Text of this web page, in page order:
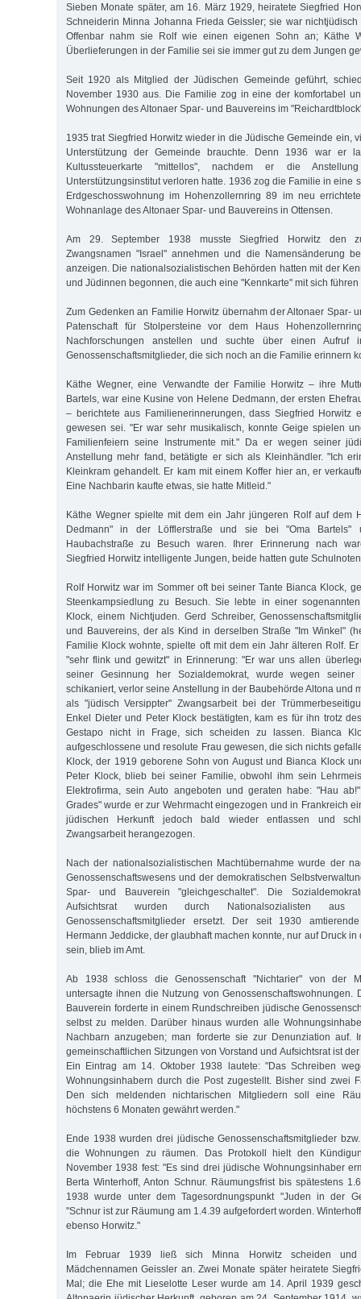
Sieben Monate später, am 16. März 1929, heiratete Siegfried
Schneiderin Minna Johanna Frieda Geissler; sie war
Offenbar nahm sie Rolf wie einen eigenen Sohn an; Käthe
Überlieferungen in der Familie sei sie immer gut zu dem Jungen
Seit 1920 als Mitglied der Jüdischen Gemeinde geführt,
November 1930 aus. Die Familie zog in eine der komfortabel
Wohnungen des Altonaer Spar- und Bauvereins im
1935 trat Siegfried Horwitz wieder in die Jüdische Gemeinde ein,
Unterstützung der Gemeinde brauchte. Denn 1936 war er
Kultussteuerkarte "mittellos", nachdem er die
Unterstützungsinstitut verloren hatte. 1936 zog die Familie in eine
Erdgeschosswohnung im Hohenzollernring 89 im neu
Wohnanlage des Altonaer Spar- und Bauvereins in Ottensen.
Am 29. September 1938 musste Siegfried Horwitz den
Zwangsnamen "Israel" annehmen und die Namensänderung
anzeigen. Die nationalsozialistischen Behörden hatten mit der
und Jüdinnen begonnen, die auch eine "Kennkarte" mit sich führen
Zum Gedenken an Familie Horwitz übernahm der Altonaer Spar-
Patenschaft für Stolpersteine vor dem Haus
Nachforschungen anstellen und suchte über einen Aufruf
Genossenschaftsmitglieder, die sich noch an die Familie erinnern
Käthe Wegner, eine Verwandte der Familie Horwitz – ihre
Bartels, war eine Kusine von Helene Dedmann, der ersten
– berichtete aus Familienerinnerungen, dass Siegfried Horwitz
gewesen sei. "Er war sehr musikalisch, konnte Geige spielen
Familienfeiern seine Instrumente mit." Da er wegen seiner
Anstellung mehr fand, betätigte er sich als Kleinhändler. "Ich
Kleinkram gehandelt. Er kam mit einem Koffer hier an, er
Eine Nachbarin kaufte etwas, sie hatte Mitleid."
Käthe Wegner spielte mit dem ein Jahr jüngeren Rolf auf dem
Dedmann" in der Löfflerstraße und sie bei "Oma
Haubachstraße zu Besuch waren. Ihrer Erinnerung nach
Siegfried Horwitz intelligente Jungen, beide hatten gute
Rolf Horwitz war im Sommer oft bei seiner Tante Bianca Klock,
Steenkampsiedlung zu Besuch. Sie lebte in einer
Klock, einem Nichtjuden. Gerd Schreiber,
und Bauvereins, der als Kind in derselben Straße "Im Winkel"
Familie Klock wohnte, spielte oft mit dem ein Jahr älteren Rolf.
"sehr flink und gewitzt" in Erinnerung: "Er war uns allen
seiner Gesinnung her Sozialdemokrat, wurde wegen
schikaniert, verlor seine Anstellung in der Baubehörde Altona und
als "jüdisch Versippter" Zwangsarbeit bei der
Enkel Dieter und Peter Klock bestätigten, kam es für ihn trotz
Gestapo nicht in Frage, sich scheiden zu lassen. Bianca
aufgeschlossene und resolute Frau gewesen, die sich nichts
Klock, der 1919 geborene Sohn von August und Bianca Klock
Peter Klock, blieb bei seiner Familie, obwohl ihm sein
Elektrofirma, sein Auto angeboten und geraten habe: "Hau
Grades" wurde er zur Wehrmacht eingezogen und in Frankreich
jüdischen Herkunft jedoch bald wieder entlassen und
Zwangsarbeit herangezogen.
Nach der nationalsozialistischen Machtübernahme wurde der
Genossenschaftswesens und der demokratischen
Spar- und Bauverein "gleichgeschaltet". Die
Aufsichtsrat wurden durch Nationalsozialisten
Genossenschaftsmitglieder ersetzt. Der seit 1930 amtierende
Hermann Jeddicke, der glaubhaft machen konnte, nur auf Druck in
sein, blieb im Amt.
Ab 1938 schloss die Genossenschaft "Nichtarier" von der
untersagte ihnen die Nutzung von Genossenschaftswohnungen.
Bauverein forderte in einem Rundschreiben jüdische
selbst zu melden. Darüber hinaus wurden alle
Nachbarn anzugeben; man forderte sie zur Denunziation auf.
gemeinschaftlichen Sitzungen von Vorstand und Aufsichtsrat ist
Ein Eintrag am 14. Oktober 1938 lautete: "Das Schreiben
Wohnungsinhabern durch die Post zugestellt. Bisher sind zwei
Den sich meldenden nichtarischen Mitgliedern soll eine
höchstens 6 Monaten gewährt werden."
Ende 1938 wurden drei jüdische Genossenschaftsmitglieder
die Wohnungen zu räumen. Das Protokoll hielt den
November 1938 fest: "Es sind drei jüdische Wohnungsinhaber
Berta Winterhoff, Anton Schnur. Räumungsfrist bis spätestens
1938 wurde unter dem Tagesordnungspunkt "Juden in der
"Schnur ist zur Räumung am 1.4.39 aufgefordert worden.
ebenso Horwitz."
Im Februar 1939 ließ sich Minna Horwitz scheiden
Mädchennamen Geissler an. Zwei Monate später heiratete
Mal; die Ehe mit Lieselotte Leser wurde am 14. April 1939